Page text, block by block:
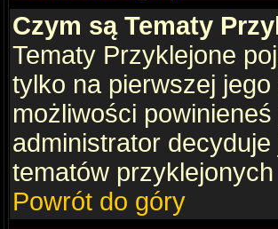
Czym są Tematy
Tematy Przyklejone
tylko na pierwszej
możliwości
administrator
tematów
Powrót do góry